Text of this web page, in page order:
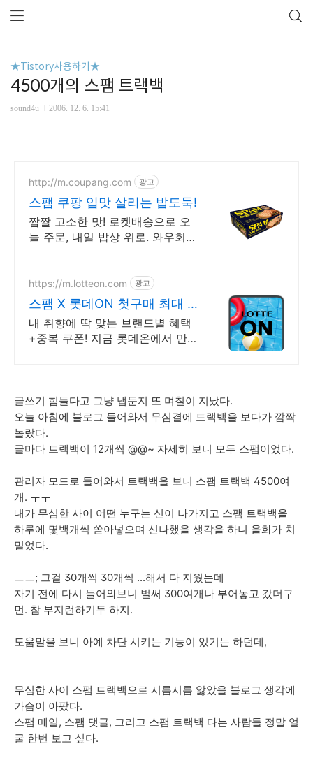
★Tistory사용하기★
4500개의 스팸 트랙백
sound4u 2006. 12. 6. 15:41
http://m.coupang.com 광고
스팸 쿠팡 입맛 살리는 밥도둑!
짭짤 고소한 맛! 로켓배송으로 오
늘 주문, 내일 밥상 위로. 와우회원
https://m.lotteon.com 광고
스팸 X 롯데ON 첫구매 최대 5
천원 혜택!
내 취향에 딱 맞는 브랜드별 혜택
+중복 쿠폰! 지금 롯데온에서 만나
글쓰기 힘들다고 그냥 냅둔지 또 며칠이 지났다.
오늘 아침에 블로그 들어와서 무심결에 트랙백을 보다가 깜짝
놀랐다.
글마다 트랙백이 12개씩 @@~ 자세히 보니 모두 스팸이었다.
관리자 모드로 들어와서 트랙백을 보니 스팸 트랙백 4500여
개. ㅜㅜ
내가 무심한 사이 어떤 누구는 신이 나가지고 스팸 트랙백을
하루에 몇백개씩 쏟아넣으며 신나했을 생각을 하니 울화가 치
밀었다.
ㅡㅡ; 그걸 30개씩 30개씩 ...해서 다 지웠는데
자기 전에 다시 들어와보니 벌써 300여개나 부어놓고 갔더구
먼. 참 부지런하기두 하지.
도움말을 보니 아예 차단 시키는 기능이 있기는 하던데,
무심한 사이 스팸 트랙백으로 시름시름 앓았을 블로그 생각에
가슴이 아팠다.
스팸 메일, 스팸 댓글, 그리고 스팸 트랙백 다는 사람들 정말 얼
굴 한번 보고 싶다.